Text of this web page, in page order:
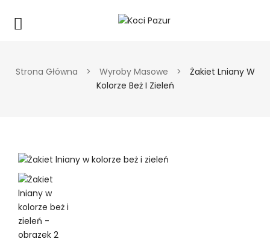
Strona Główna > Wyroby Masowe >
Żakiet Lniany W
Kolorze Beż I Zieleń